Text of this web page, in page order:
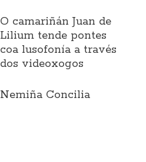
O camariñán Juan de
Lilium tende pontes
coa lusofonía a través
dos videoxogos
Nemiña Concilia